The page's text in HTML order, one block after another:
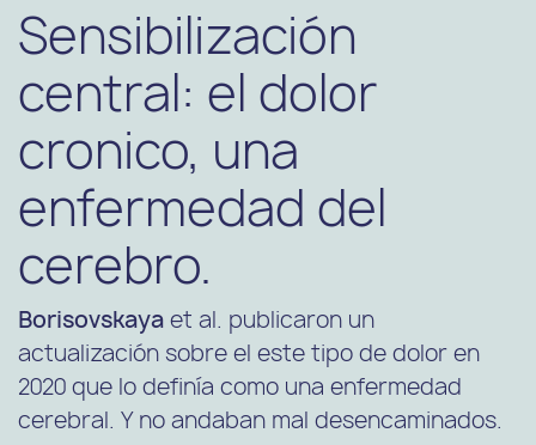
Sensibilización
central: el dolor
cronico, una
enfermedad del
cerebro.
Borisovskayaet al. publicaron un
actualización sobre el este tipo de dolor en
2020 que lo definía como una enfermedad
cerebral. Y no andaban mal desencaminados.